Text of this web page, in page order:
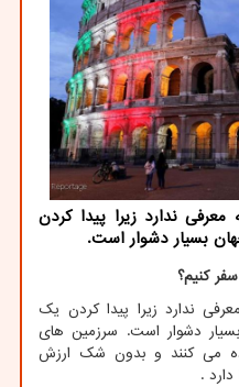
ندارد زیرا پیدا كردن
بسیار دشوار است.
سفر کنیم؟
ندارد زیرا پیدا کردن یک
دشوار است. سرزمین های
می کنند و بدون شک ارزش
.